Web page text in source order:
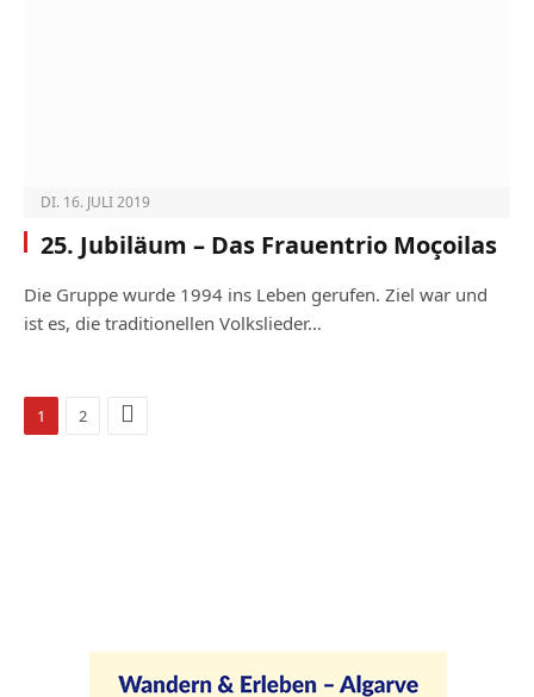
DI. 16. JULI 2019
25. Jubiläum – Das Frauentrio Moçoilas
Die Gruppe wurde 1994 ins Leben gerufen. Ziel war und
ist es, die traditionellen Volkslieder…
1 2